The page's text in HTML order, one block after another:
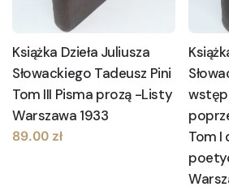
Książka Dzieła Juliusza
Słowackiego Tadeusz Pini
Tom III Pisma prozą -Listy
Warszawa 1933
89.00 zł
Tom